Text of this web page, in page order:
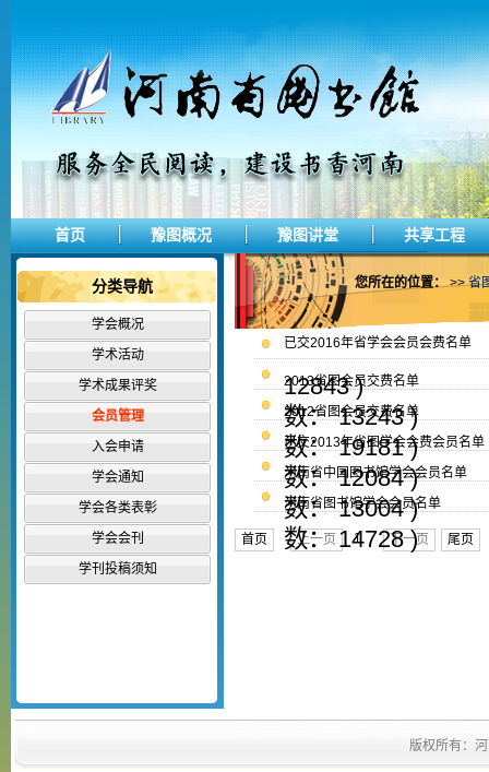
首页 豫图概况 豫图讲堂 共享工程
分类导航
学会概况
学术活动
学术成果评奖
会员管理
入会申请
学会通知
学会各类表彰
学会会刊
学刊投稿须知
您所在的位置：>>省
已交2016年省学会会员会费名单
12843 )
2013省图会员交费名单
数： 13243 )
2012省图会员交费名单
数： 19181 )
已交2013年省图学会会费会员名单
数： 12084 )
河南省中国图书馆学会会员名单
数： 13004 )
河南省图书馆学会会员名单
数： 14728 )
首页 上一页 1 下一页 尾页
版权所有：